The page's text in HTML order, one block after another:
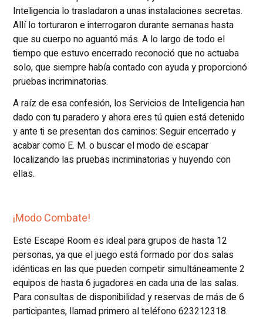
Inteligencia lo trasladaron a unas instalaciones secretas.
Allí lo torturaron e interrogaron durante semanas hasta
que su cuerpo no aguantó más. A lo largo de todo el
tiempo que estuvo encerrado reconoció que no actuaba
solo, que siempre había contado con ayuda y proporcionó
pruebas incriminatorias.
A raíz de esa confesión, los Servicios de Inteligencia han
dado con tu paradero y ahora eres tú quien está detenido
y ante ti se presentan dos caminos: Seguir encerrado y
acabar como E. M. o buscar el modo de escapar
localizando las pruebas incriminatorias y huyendo con
ellas.
¡Modo Combate!
Este Escape Room es ideal para grupos de hasta 12
personas, ya que el juego está formado por dos salas
idénticas en las que pueden competir simultáneamente 2
equipos de hasta 6 jugadores en cada una de las salas.
Para consultas de disponibilidad y reservas de más de 6
participantes, llamad primero al teléfono 623212318.